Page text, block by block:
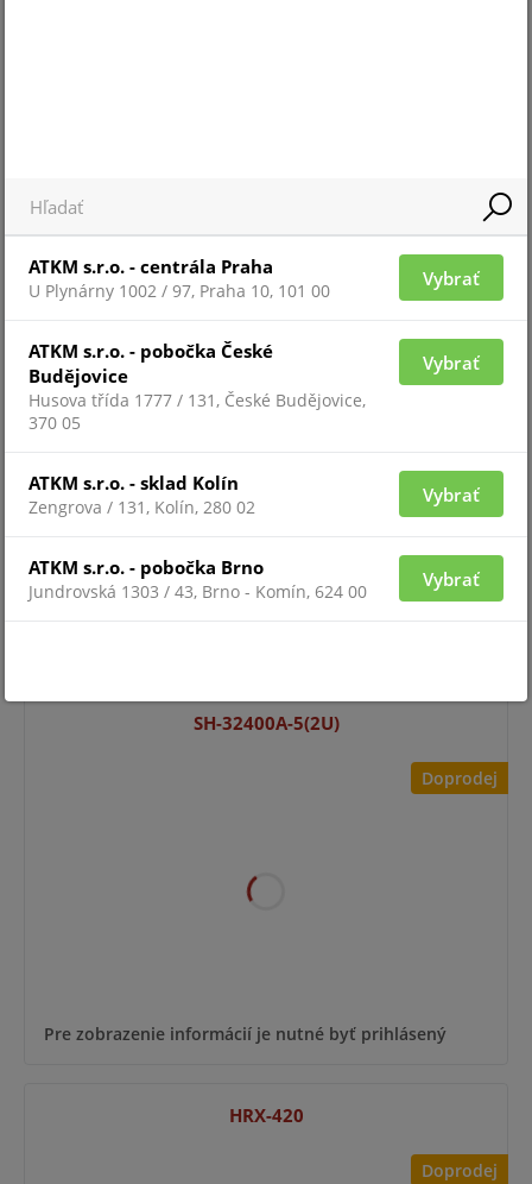
Pre zobrazenie informácií je nutné byť prihlásený
Doprodej
Doprodej
SH-32400A-5(2U)
Pre zobrazenie informácií je nutné byť prihlásený
Doprodej
HRX-420
ATKM s.r.o. - centrála Praha
U Plynárny 1002 / 97, Praha 10, 101 00
Vybrať
ATKM s.r.o. - pobočka České
Budějovice
Husova třída 1777 / 131, České Budějovice,
370 05
Vybrať
ATKM s.r.o. - sklad Kolín
Zengrova / 131, Kolín, 280 02
Vybrať
ATKM s.r.o. - pobočka Brno
Jundrovská 1303 / 43, Brno - Komín, 624 00
Vybrať